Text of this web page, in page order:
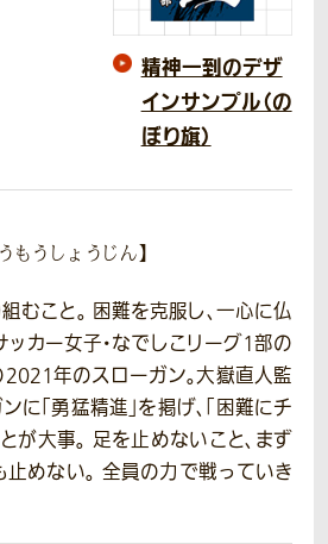
精神一到のデザ
インサンプル（の
ぼり旗）
もうしょうじん】
むこと。 困難を克服し、一心に仏
ッカー女子・なでしこリーグ1部の
年のスローガン。大嶽直人監
「勇猛精進」を掲げ、「困難にチ
が大事。 足を止めないこと、まず
止めない。 全員の力で戦っていき